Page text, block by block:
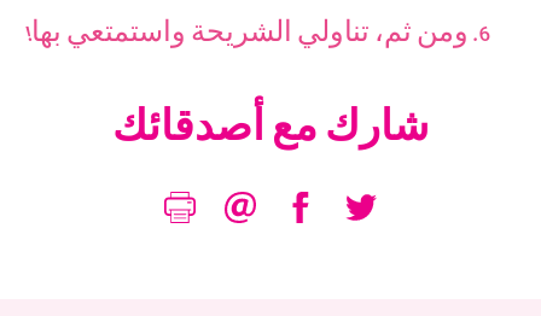
ومن ثم، تناولي الشريحة واستمتعي بها!
شارك مع أصدقائك